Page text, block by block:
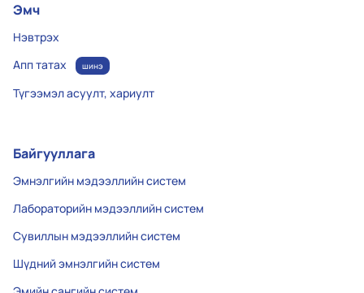
Эмч
Нэвтрэх
Апп татах
шинэ
Түгээмэл асуулт, хариулт
Байгууллага
Эмнэлгийн мэдээллийн систем
Лабораторийн мэдээллийн систем
Сувиллын мэдээллийн систем
Шүдний эмнэлгийн систем